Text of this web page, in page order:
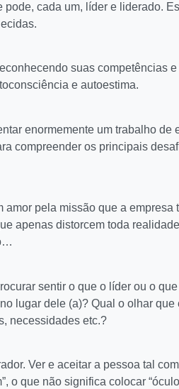
cada um, líder e liderado.
suas competências
e autoestima.
enormemente um trabalho de
compreender os principais
pela missão que a empresa
apenas distorcem toda
sentir o que o líder ou o
lugar dele (a)? Qual o olhar que
necessidades etc.?
Ver e aceitar a pessoa tal
o que não significa colocar